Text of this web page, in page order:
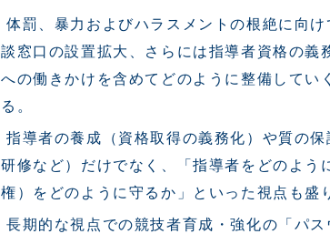
体罰、暴力およびハラスメントの根絶に向
談窓口の設置拡大、さらには指導者資格の義
への働きかけを含めてどのように整備してい
る。
指導者の養成（資格取得の義務化）や質の
研修など）だけでなく、「指導者をどのよう
権）をどのように守るか」といった視点も盛
長期的な視点での競技者育成・強化の「パ